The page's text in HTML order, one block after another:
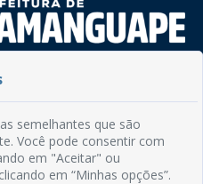
Centro
PB
das 08h às 13h
semelhantes que são
Você pode consentir com
em "Aceitar" ou
em “Minhas opções”.